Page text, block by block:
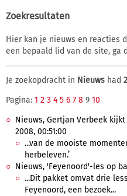
Zoekresultaten
Hier kan je nieuws en reacties
een bepaald lid van de site, ga
Je zoekopdracht in Nieuws had
Pagina: 1 2 3 4 5 6 7 8 9 10
Nieuws, Gertjan Verbeek
2008, 00:51:00
...van de mooiste
herbeleven.’
Nieuws, 'Feyenoord'-les op
...Dit pakket omvat drie
Feyenoord, een bezoek...